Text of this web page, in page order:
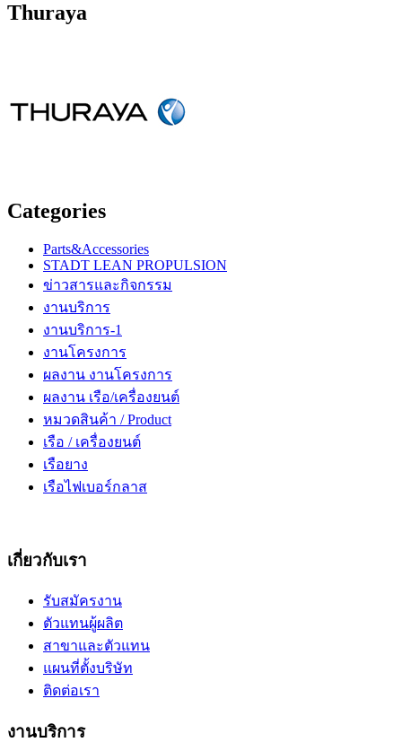
Thuraya
Categories
Parts&Accessories
STADT LEAN PROPULSION
ข่าวสารและกิจกรรม
งานบริการ
งานบริการ-1
งานโครงการ
ผลงาน งานโครงการ
ผลงาน เรือ/เครื่องยนต์
หมวดสินค้า / Product
เรือ / เครื่องยนต์
เรือยาง
เรือไฟเบอร์กลาส
เกี่ยวกับเรา
รับสมัครงาน
ตัวแทนผู้ผลิต
สาขาและตัวแทน
แผนที่ตั้งบริษัท
ติดต่อเรา
งานบริการ